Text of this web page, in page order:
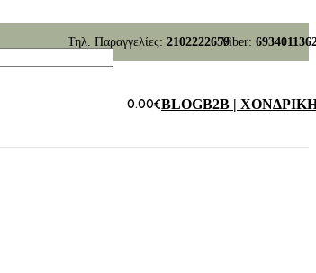
Τηλ. Παραγγελίες: 2102222659Viber:
0.00€BLOGB2B |